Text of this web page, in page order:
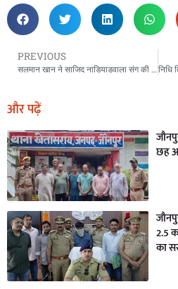
PREVIOUS
सलमान खान ने साजिद नाडियाडवाला संग की ईद की तैयारी, ‘सिकंदर’ से पहले भी इन फिल्मों से कर चुके हैं धमाका
और पढ़ें
छह
2.5
का